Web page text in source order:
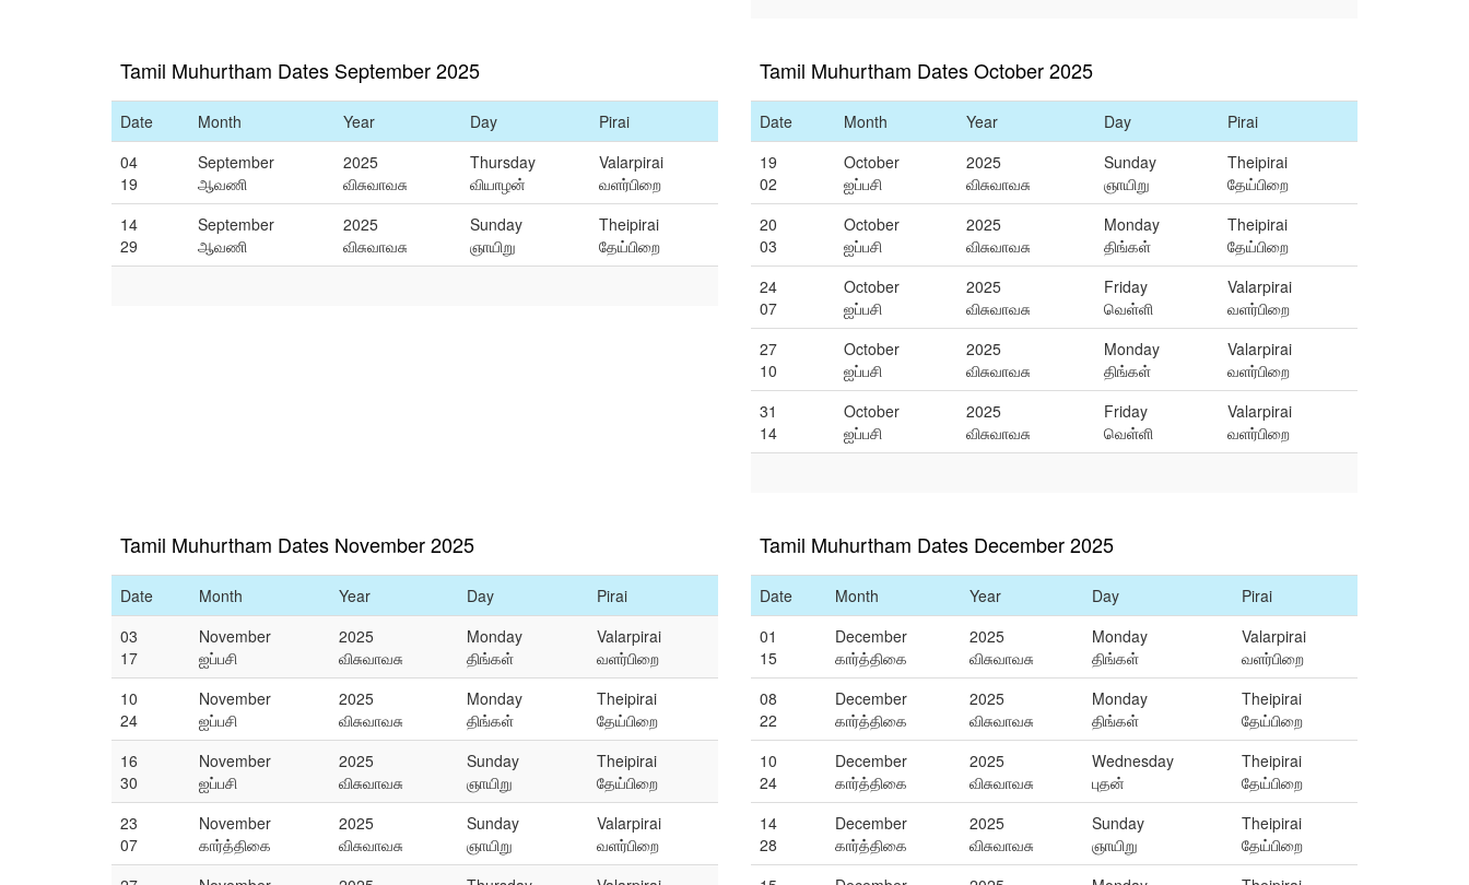
Tamil Muhurtham Dates September 2025
Date Month Year Day
Pirai
04
19
September
ஆவணி
2025
விசுவாவசு
Thursday
வியாழன்
Valarpirai
வளர்பிறை
14
29
September
ஆவணி
2025
விசுவாவசு
Sunday
ஞாயிறு
Theipirai
தேய்பிறை
Tamil Muhurtham Dates October 2025
Date Month Year Day
Pirai
19
02
October
ஐப்பசி
2025
விசுவாவசு
Sunday
ஞாயிறு
Theipirai
தேய்பிறை
20
03
October
ஐப்பசி
2025
விசுவாவசு
Monday
திங்கள்
Theipirai
தேய்பிறை
24
07
October
ஐப்பசி
2025
விசுவாவசு
Friday
வெள்ளி
Valarpirai
வளர்பிறை
27
10
October
ஐப்பசி
2025
விசுவாவசு
Monday
திங்கள்
Valarpirai
வளர்பிறை
31
14
October
ஐப்பசி
2025
விசுவாவசு
Friday
வெள்ளி
Valarpirai
வளர்பிறை
Tamil Muhurtham Dates November 2025
Date Month Year Day
Pirai
03
17
November
ஐப்பசி
2025
விசுவாவசு
Monday
திங்கள்
Valarpirai
வளர்பிறை
10
24
November
ஐப்பசி
2025
விசுவாவசு
Monday
திங்கள்
Theipirai
தேய்பிறை
16
30
November
ஐப்பசி
2025
விசுவாவசு
Sunday
ஞாயிறு
Theipirai
தேய்பிறை
23
07
November
கார்த்திகை
2025
விசுவாவசு
Sunday
ஞாயிறு
Valarpirai
வளர்பிறை
Tamil Muhurtham Dates December 2025
Date Month Year Day
Pirai
01
15
December
கார்த்திகை
2025
விசுவாவசு
Monday
திங்கள்
Valarpirai
வளர்பிறை
08
22
December
கார்த்திகை
2025
விசுவாவசு
Monday
திங்கள்
Theipirai
தேய்பிறை
10
24
December
கார்த்திகை
2025
விசுவாவசு
Wednesday
புதன்
Theipirai
தேய்பிறை
14
28
December
கார்த்திகை
2025
விசுவாவசு
Sunday
ஞாயிறு
Theipirai
தேய்பிறை